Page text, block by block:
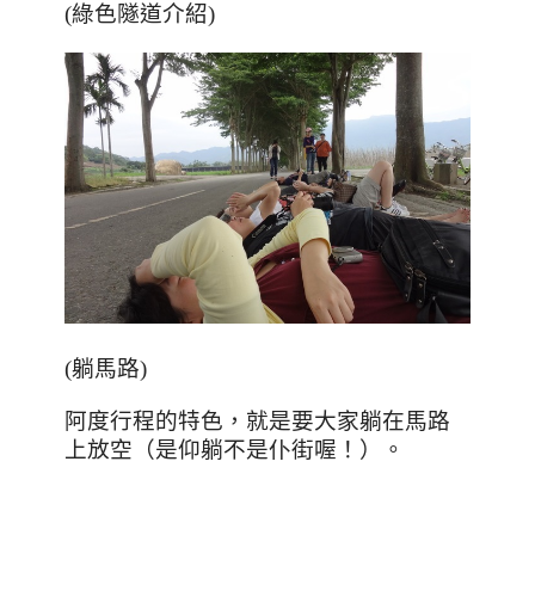
(綠色隧道介紹)
(躺馬路)
阿度行程的特色，就是要大家躺在馬路
上放空（是仰躺不是仆街喔！）。